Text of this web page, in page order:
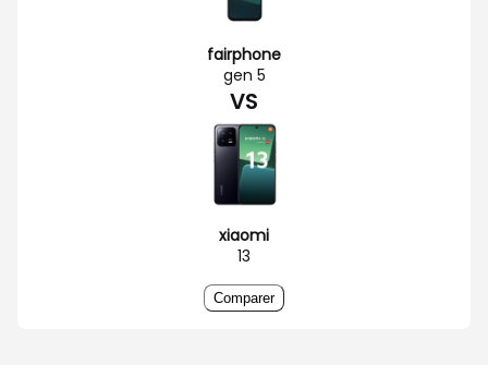
fairphone
gen 5
VS
xiaomi
13
Comparer